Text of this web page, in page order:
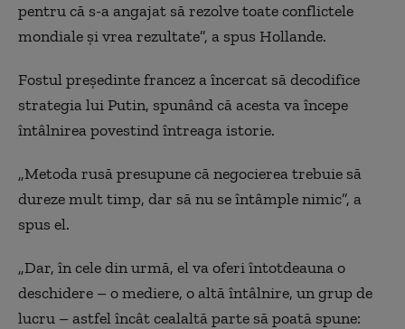
pentru că s-a angajat să rezolve toate conflictele
mondiale și vrea rezultate”, a spus Hollande.
Fostul președinte francez a încercat să decodifice
strategia lui Putin, spunând că acesta va începe
întâlnirea povestind întreaga istorie.
„Metoda rusă presupune că negocierea trebuie să
dureze mult timp, dar să nu se întâmple nimic”, a
spus el.
„Dar, în cele din urmă, el va oferi întotdeauna o
deschidere – o mediere, o altă întâlnire, un grup de
lucru – astfel încât cealaltă parte să poată spune: